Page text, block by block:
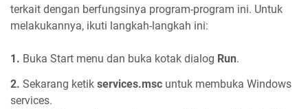
terkait dengan berfungsinya program-program ini. Untuk
melakukannya, ikuti langkah-langkah ini:
1. Buka Start menu dan buka kotak dialog Run.
2. Sekarang ketik services.msc untuk membuka Windows
services.